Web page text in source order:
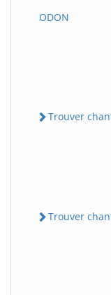
ODON
Trouver
Trouver